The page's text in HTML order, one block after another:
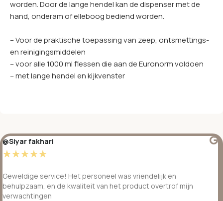
worden. Door de lange hendel kan de dispenser met de
hand, onderam of elleboog bediend worden.
– Voor de praktische toepassing van zeep, ontsmettings-
en reinigingsmiddelen
– voor alle 1000 ml flessen die aan de Euronorm voldoen
– met lange hendel en kijkvenster
@Siyar fakhari
☆☆☆☆☆
Geweldige service! Het personeel was vriendelijk en
behulpzaam, en de kwaliteit van het product overtrof mijn
verwachtingen